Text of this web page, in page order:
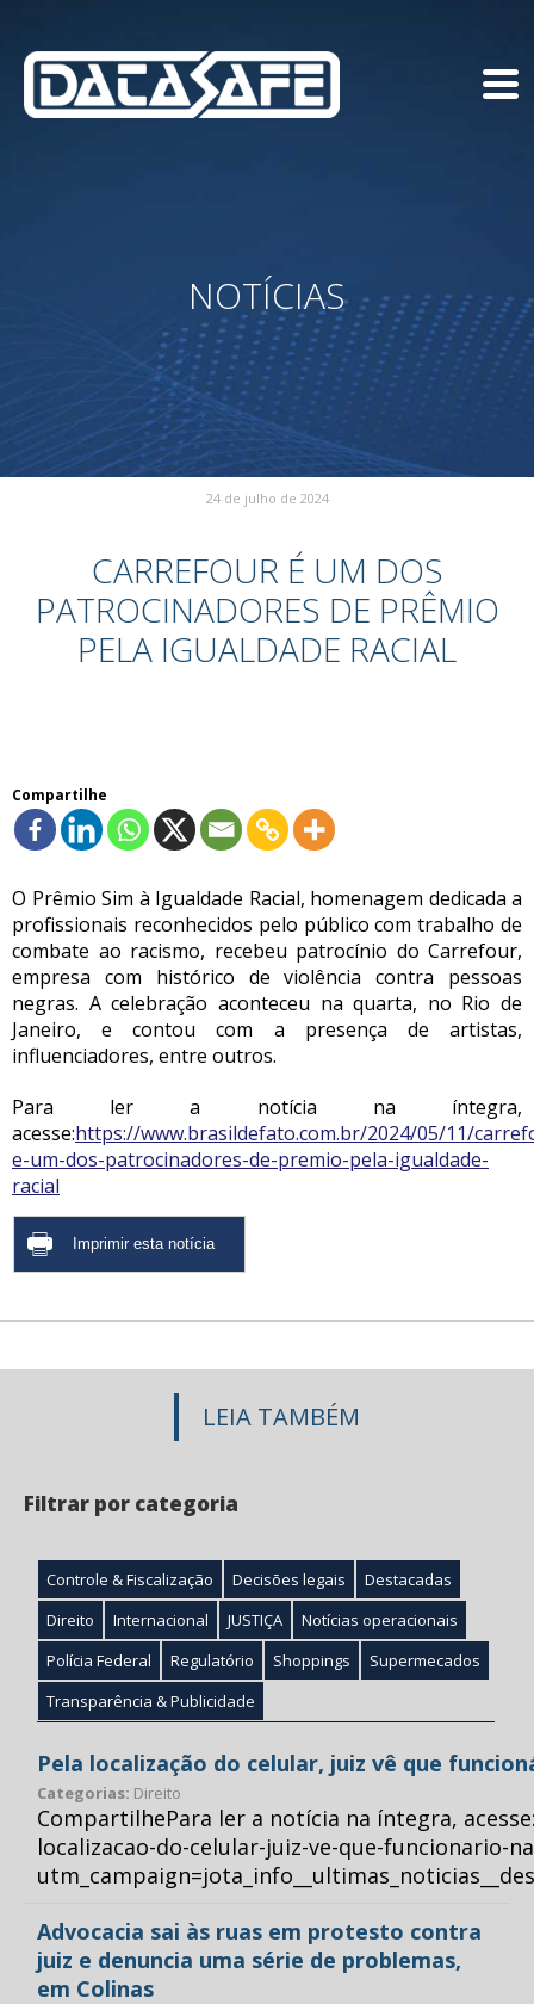
NOTÍCIAS
24 de julho de 2024
CARREFOUR É UM DOS
PATROCINADORES DE PRÊMIO
PELA IGUALDADE RACIAL
Compartilhe
O Prêmio Sim à Igualdade Racial, homenagem dedicada a
profissionais reconhecidos pelo público com trabalho de
combate ao racismo, recebeu patrocínio do Carrefour,
empresa com histórico de violência contra pessoas
negras. A celebração aconteceu na quarta, no Rio de
Janeiro, e contou com a presença de artistas,
influenciadores, entre outros.
Para ler a notícia na íntegra,
acesse:https://www.brasildefato.com.br/2024/05/11/
e-um-dos-patrocinadores-de-premio-pela-igualdade-
racial
LEIA TAMBÉM
Filtrar por categoria
Controle & Fiscalização Decisões legais
Destacadas
Direito
Internacional JUSTIÇA
Notícias operacionais
Polícia Federal
Regulatório Shoppings
Supermecados
Transparência & Publicidade
Pela localização do celular, juiz vê que
Categorias: Direito
CompartilhePara ler a notícia na íntegra,
localizacao-do-celular-juiz-ve-que-funcionario-
Advocacia sai às ruas em protesto contra
juiz e denuncia uma série de problemas,
em Colinas